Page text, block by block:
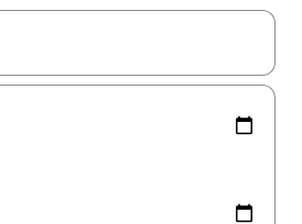
、上下の矢印キーを使って移動するか